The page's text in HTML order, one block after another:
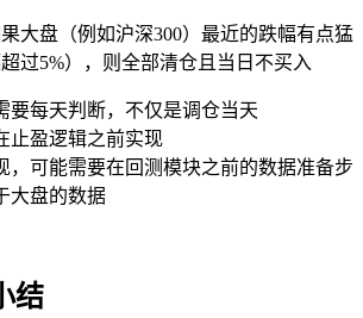
大盘（例如沪深300）最近的跌幅有点猛
超过5%），则全部清仓且当日不买入
要每天判断，不仅是调仓当天
止盈逻辑之前实现
，可能需要在回测模块之前的数据准备步
大盘的数据
结